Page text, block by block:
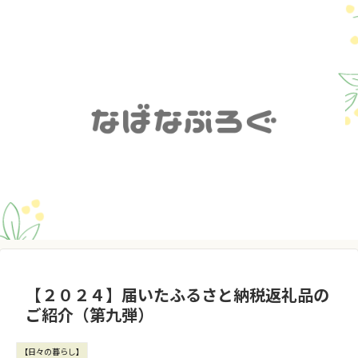
【２０２４】届いたふるさと納税返礼品の
ご紹介（第九弾）
【日々の暮らし】